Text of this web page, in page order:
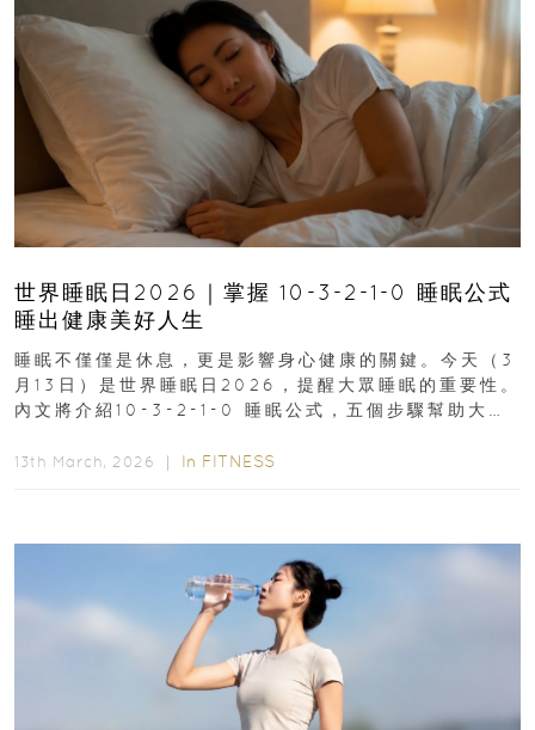
世界睡眠日2026｜掌握 10-3-2-1-0 睡眠公式
睡出健康美好人生
睡眠不僅僅是休息，更是影響身心健康的關鍵。今天（3
月13日）是世界睡眠日2026，提醒大眾睡眠的重要性。
內文將介紹10-3-2-1-0 睡眠公式，五個步驟幫助大家
13th March, 2026 ｜ In FITNESS